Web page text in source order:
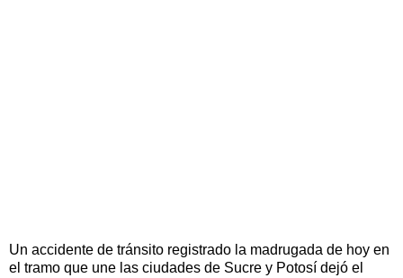
Un accidente de tránsito registrado la madrugada de hoy en
el tramo que une las ciudades de Sucre y Potosí dejó el